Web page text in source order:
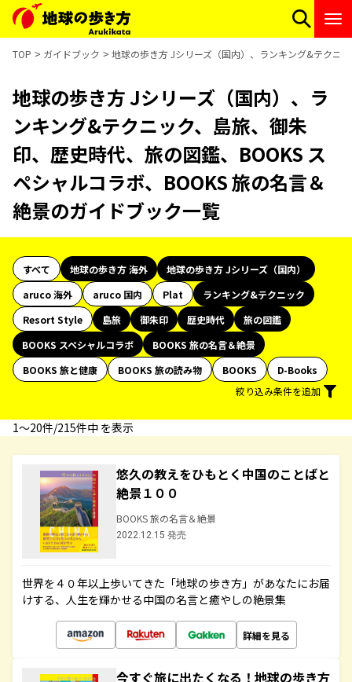
TOP ガイドブック 地球の歩き方 Jシリーズ（国内）、ランキング&テクニ
地球の歩き方 Jシリーズ（国内）、ラ
ンキング&テクニック、島旅、御朱
印、歴史時代、旅の図鑑、BOOKS ス
ペシャルコラボ、BOOKS 旅の名言＆
絶景のガイドブック一覧
すべて 地球の歩き方 海外
地球の歩き方 Jシリーズ（国内）
aruco 海外
aruco 国内 Plat
ランキング&テクニック
Resort Style
島旅 御朱印 歴史時代
旅の図鑑
BOOKS スペシャルコラボ
BOOKS 旅の名言＆絶景
BOOKS 旅と健康
BOOKS 旅の読み物 BOOKS
D-Books
絞り込み条件を追加
1〜20件/215件中 を表示
悠久の教えをひもとく中国のことばと
絶景１００
BOOKS 旅の名言＆絶景
2022.12.15 発売
世界を４０年以上歩いてきた「地球の歩き方」があなたにお届
けする、人生を輝かせる中国の名言と癒やしの絶景集
詳細を見る
今すぐ旅に出たくなる！地球の歩き方